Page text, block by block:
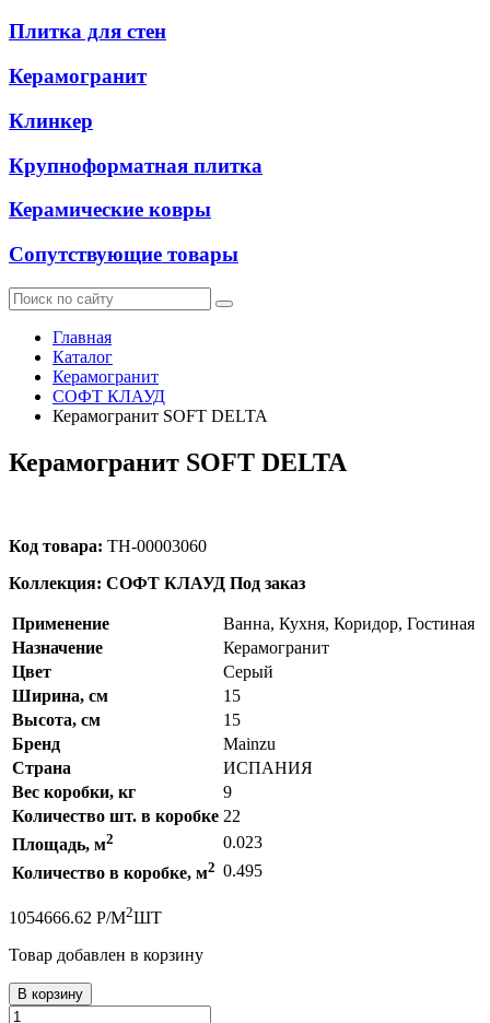
Плитка для стен
Керамогранит
Клинкер
Крупноформатная плитка
Керамические ковры
Сопутствующие товары
Главная
Каталог
Керамогранит
СОФТ КЛАУД
Керамогранит SOFT DELTA
Керамогранит SOFT DELTA
Код товара: ТН-00003060
Коллекция: СОФТ КЛАУД Под заказ
Применение
Ванна, Кухня, Коридор, Гостиная
Назначение
Керамогранит
Цвет
Серый
Ширина, см
15
Высота, см
15
Бренд
Mainzu
Страна
ИСПАНИЯ
Вес коробки, кг
9
Количество шт. в коробке 22
Площадь, м2
0.023
Количество в коробке, м2 0.495
1054666.62 Р/М2ШТ
Товар добавлен в корзину
В корзину